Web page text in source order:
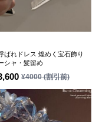
¥4000(割引前)
ばれドレス 煌めく宝石飾り
シャ・髪留め